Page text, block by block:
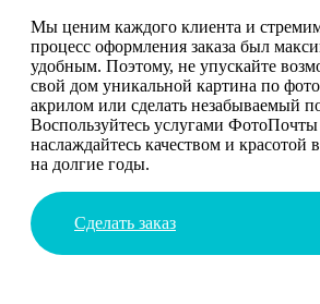
Мы ценим каждого клиента и
процесс оформления заказа был
удобным. Поэтому, не упускайте
свой дом уникальной картина по фото
акрилом или сделать незабываемый
Воспользуйтесь услугами ФотоПочты
наслаждайтесь качеством и красотой
на долгие годы.
Сделать заказ